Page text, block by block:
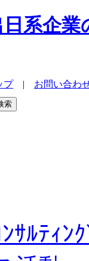
系企
プ| お問い合わ
ｻﾙﾃｨﾝ